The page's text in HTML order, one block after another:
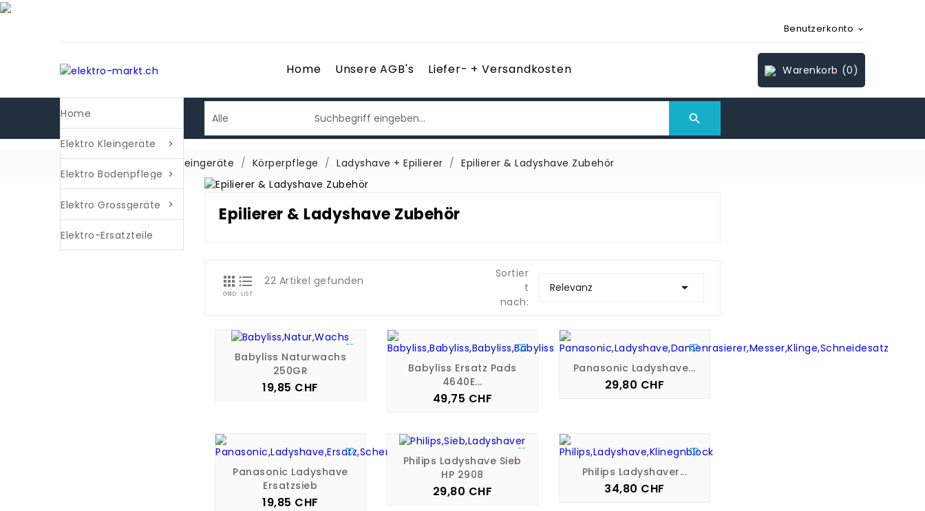
Benutzerkonto 
Home Unsere AGB's Liefer- + Versandkosten Warenkorb (0)
Home
Elektro Kleingeräte 
Elektro Bodenpflege 
Elektro Grossgeräte 
Elektro-Ersatzteile

Startseite Elektro Kleingeräte Körperpflege Ladyshave + Epilierer Epilierer & Ladyshave Zubehör
Epilierer & Ladyshave Zubehör

GRID

LIST
22 Artikel gefunden
Sortier
t
nach:
Relevanz 

Babyliss Naturwachs
250GR
Preis
19,85 CHF

Babyliss Ersatz Pads
4640E...
Preis
49,75 CHF

Panasonic Ladyshave...
Preis
29,80 CHF

Panasonic Ladyshave
Ersatzsieb
Preis
19,85 CHF

Philips Ladyshave Sieb
HP 2908
Preis
29,80 CHF

Philips Ladyshaver...
Preis
34,80 CHF